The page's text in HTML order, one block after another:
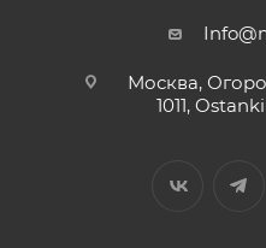
Москва,
1011,